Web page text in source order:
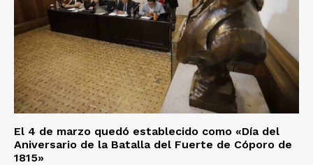
El 4 de marzo quedó establecido como «Día del
Aniversario de la Batalla del Fuerte de Cóporo de
1815»